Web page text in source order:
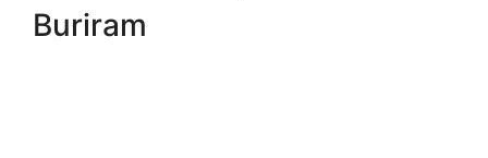
Buriram